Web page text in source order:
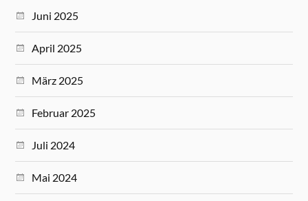
Juni 2025
April 2025
März 2025
Februar 2025
Juli 2024
Mai 2024